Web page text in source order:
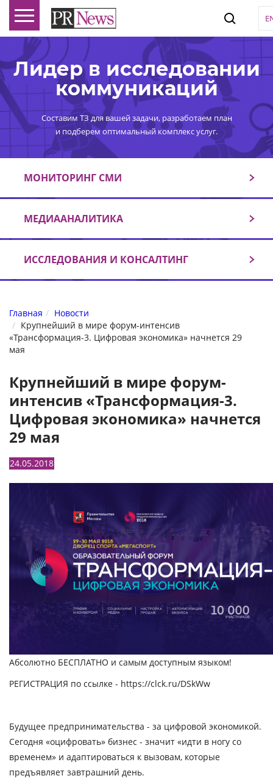
Лидер в исследовании
коммуникаций
Составим ТЗ для вашей задачи, разработаем план
и подберем оптимальный комплекс услуг.
МОНИТОРИНГ СМИ
МЕДИААНАЛИТИКА
ИССЛЕДОВАНИЯ И КОНСАЛТИНГ
Главная
Новости
Крупнейший в мире форум-интенсив
«Трансформация-3. Цифровая экономика» начнется 29
мая
Крупнейший в мире форум-
интенсив «Трансформация-3.
Цифровая экономика» начнется
29 мая
24.05.2018
Абсолютно БЕСПЛАТНО и самым доступным языком!
РЕГИСТРАЦИЯ по ссылке - https://clck.ru/DSkWw
Будущее предпринимательства - за цифровой экономикой.
Сегодня «оцифровать» бизнес - значит «идти в ногу со
временем» и адаптироваться к вызовам, которые
предъявляет завтрашний день.